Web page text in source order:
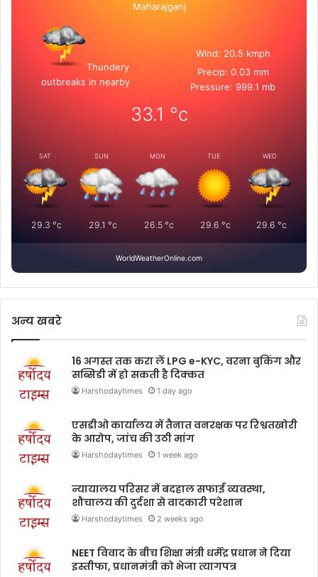
Maharajganj
Thundery
outbreaks in nearby
Wind: 20.5 kmph
Precip: 0.03 mm
Pressure: 999.1 mb
33.1 °c
SAT
29.3 °c
SUN
29.1 °c
MON
26.5°c
TUE
29.6 °c
WED
29.6 °c
WorldWeatherOnline.com
अन्य खबरे
16 अगस्त तक करा लें LPG e-KYC, वरना बुकिंग और
सब्सिडी में हो सकती है दिक्कत
Harshodaytimes 1 day ago
एसडीओ कार्यालय में तैनात वनरक्षक पर रिश्वतखोरी
के आरोप, जांच की उठी मांग
Harshodaytimes 1 week ago
न्यायालय परिसर में बदहाल सफाई व्यवस्था,
शौचालय की दुर्दशा से वादकारी परेशान
Harshodaytimes 2 weeks ago
NEET विवाद के बीच शिक्षा मंत्री धर्मेंद्र प्रधान ने दिया
इस्तीफा, प्रधानमंत्री को भेजा त्यागपत्र